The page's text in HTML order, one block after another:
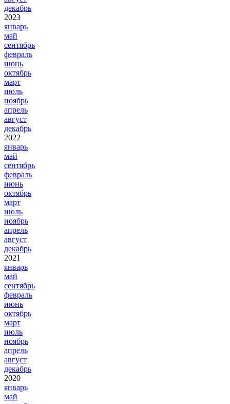
декабрь
2023
январь
май
сентябрь
февраль
июнь
октябрь
март
июль
ноябрь
апрель
август
декабрь
2022
январь
май
сентябрь
февраль
июнь
октябрь
март
июль
ноябрь
апрель
август
декабрь
2021
январь
май
сентябрь
февраль
июнь
октябрь
март
июль
ноябрь
апрель
август
декабрь
2020
январь
май